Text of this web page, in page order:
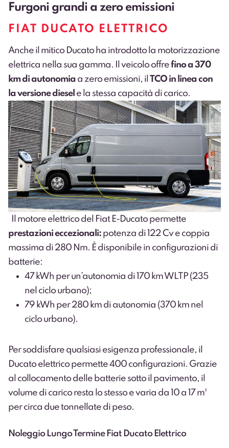
Furgoni grandi a zero emissioni
FIAT DUCATO ELETTRICO
Anche il mitico Ducato ha introdotto la motorizzazione
elettrica nella sua gamma. Il veicolo offrefino a 370
km di autonomia a zero emissioni, il TCO in linea con
la versione diesel e la stessa capacità di carico.
Il motore elettrico del Fiat E-Ducato permette
prestazioni eccezionali: potenza di 122 Cv e coppia
massima di 280 Nm. È disponibile in configurazioni di
batterie:
47 kWh per un’autonomia di 170 km WLTP (235
nel ciclo urbano);
79 kWh per 280 km di autonomia (370 km nel
ciclo urbano).
Per soddisfare qualsiasi esigenza professionale, il
Ducato elettrico permette 400 configurazioni. Grazie
al collocamento delle batterie sotto il pavimento, il
volume di carico resta lo stesso e varia da 10 a 17 m³
per circa due tonnellate di peso.
Noleggio Lungo Termine Fiat Ducato Elettrico